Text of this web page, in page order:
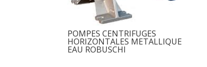
POMPES CENTRIFUGES
HORIZONTALES METALLIQUE
EAU ROBUSCHI